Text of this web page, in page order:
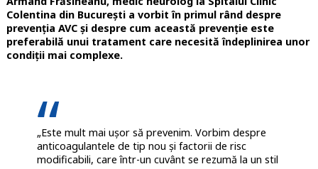
Colentina din București a vorbit în primul rând despre
prevenția AVC și despre cum această prevenție este
preferabilă unui tratament care necesită îndeplinirea unor
condiții mai complexe.
„Este mult mai ușor să prevenim. Vorbim despre
anticoagulantele de tip nou și factorii de risc
modificabili, care într-un cuvânt se rezumă la un stil